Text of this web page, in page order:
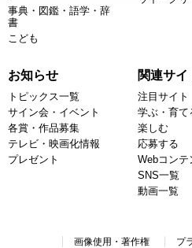
事典・図鑑・語学・辞
書
こども
お知らせ
トピックス一覧
サイン会・イベント
各賞・作品募集
テレビ・映画化情報
プレゼント
関連サイ
注目サイト
学ぶ・育て
楽しむ
応募する
Webコンテ
SNS一覧
動画一覧
画像使用・著作権 プ